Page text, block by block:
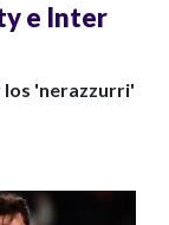
e Inter
los 'nerazzurri'